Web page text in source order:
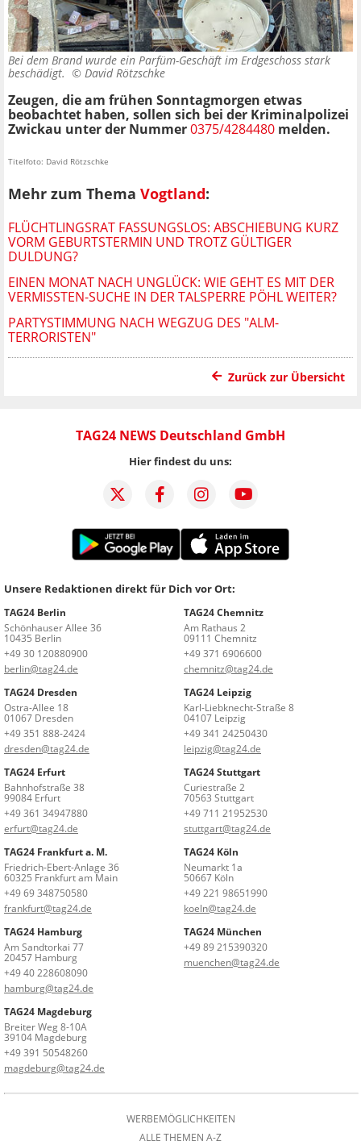
Bei dem Brand wurde ein Parfüm-Geschäft im Erdgeschoss stark
beschädigt. © David Rötzschke
Zeugen, die am frühen Sonntagmorgen etwas
beobachtet haben, sollen sich bei der Kriminalpolizei
Zwickau unter der Nummer0375/4284480 melden.
Titelfoto: David Rötzschke
Mehr zum Thema Vogtland:
FLÜCHTLINGSRAT FASSUNGSLOS: ABSCHIEBUNG KURZ
VORM GEBURTSTERMIN UND TROTZ GÜLTIGER
DULDUNG?
EINEN MONAT NACH UNGLÜCK: WIE GEHT ES MIT DER
VERMISSTEN-SUCHE IN DER TALSPERRE PÖHL WEITER?
PARTYSTIMMUNG NACH WEGZUG DES "ALM-
TERRORISTEN"
Zurück zur Übersicht
TAG24 NEWS Deutschland GmbH
Hier findest du uns:
Unsere Redaktionen direkt für Dich vor Ort:
TAG24 Berlin
Schönhauser Allee 36
10435 Berlin
+49 30 120880900
berlin@tag24.de
TAG24 Chemnitz
Am Rathaus 2
09111 Chemnitz
+49 371 6906600
chemnitz@tag24.de
TAG24 Dresden
Ostra-Allee 18
01067 Dresden
+49 351 888-2424
dresden@tag24.de
TAG24 Leipzig
Karl-Liebknecht-Straße 8
04107 Leipzig
+49 341 24250430
leipzig@tag24.de
TAG24 Erfurt
Bahnhofstraße 38
99084 Erfurt
+49 361 34947880
erfurt@tag24.de
TAG24 Stuttgart
Curiestraße 2
70563 Stuttgart
+49 711 21952530
stuttgart@tag24.de
TAG24 Frankfurt a. M.
Friedrich-Ebert-Anlage 36
60325 Frankfurt am Main
+49 69 348750580
frankfurt@tag24.de
TAG24 Köln
Neumarkt 1a
50667 Köln
+49 221 98651990
koeln@tag24.de
TAG24 Hamburg
Am Sandtorkai 77
20457 Hamburg
+49 40 228608090
hamburg@tag24.de
TAG24 München
+49 89 215390320
muenchen@tag24.de
TAG24 Magdeburg
Breiter Weg 8-10A
39104 Magdeburg
+49 391 50548260
magdeburg@tag24.de
WERBEMÖGLICHKEITEN
ALLE THEMEN A-Z